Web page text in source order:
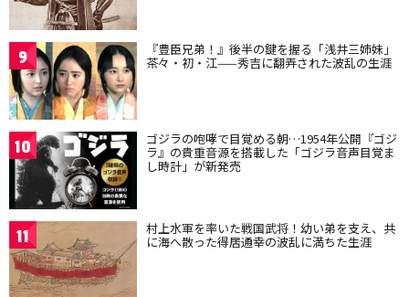
9 『豊臣兄弟！』後半の鍵を握る「浅井三姉妹」
茶々・初・江——秀吉に翻弄された波乱の生涯
10 ゴジラの咆哮で目覚める朝…1954年公開『ゴジ
ラ』の貴重音源を搭載した「ゴジラ音声目覚ま
し時計」が新発売
11 村上水軍を率いた戦国武将！幼い弟を支え、共
に海へ散った得居通幸の波乱に満ちた生涯